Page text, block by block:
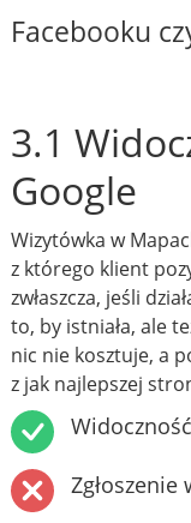
Facebooku
3.1
Google
Wizytówka w
z którego klient
zwłaszcza, jeśli
to, by istniała, ale
nic nie kosztuje, a
z jak najlepszej